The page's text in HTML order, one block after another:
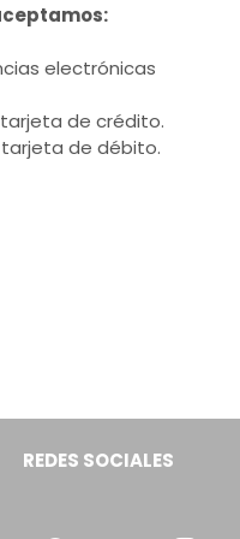
electrónicas
de crédito.
tarjeta de débito.
REDES SOCIALES